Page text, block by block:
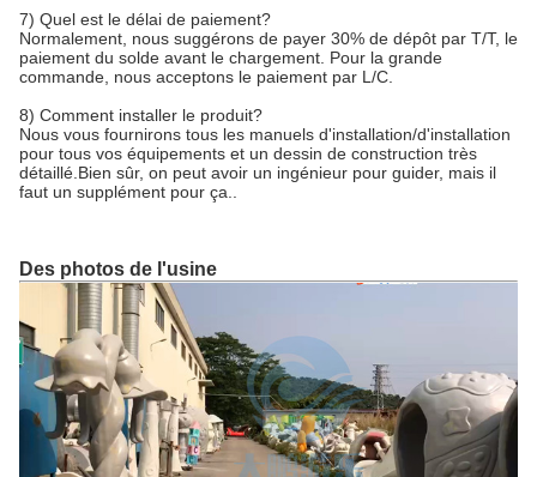
7) Quel est le délai de paiement?
Normalement, nous suggérons de payer 30% de dépôt par T/T, le
paiement du solde avant le chargement. Pour la grande
commande, nous acceptons le paiement par L/C.
8) Comment installer le produit?
Nous vous fournirons tous les manuels d'installation/d'installation
pour tous vos équipements et un dessin de construction très
détaillé.Bien sûr, on peut avoir un ingénieur pour guider, mais il
faut un supplément pour ça..
Des photos de l'usine